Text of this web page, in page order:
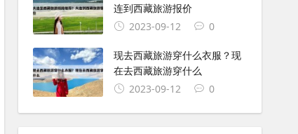
连到西藏旅游报价
2023-09-12
0
现去西藏旅游穿什么衣服？现
在去西藏旅游穿什么
2023-09-12
0